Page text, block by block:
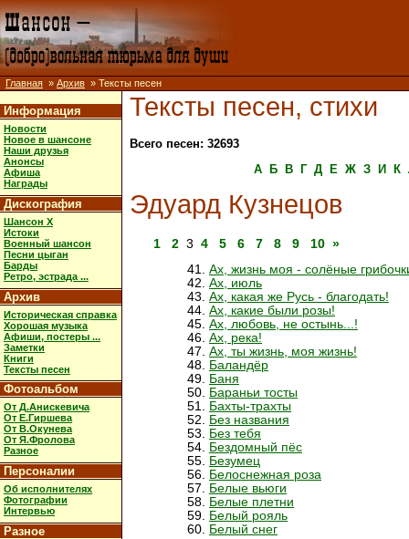
Главная » Архив » Тексты песен
Информация
Новости
Новое в шансоне
Наши друзья
Анонсы
Афиша
Награды
Дискография
Шансон X
Истоки
Военный шансон
Песни цыган
Барды
Ретро, эстрада ...
Архив
Историческая справка
Хорошая музыка
Афиши, постеры ...
Заметки
Книги
Тексты песен
Фотоальбом
От Д.Анискевича
От Е.Гиршева
От В.Окунева
От Я.Фролова
Разное
Персоналии
Об исполнителях
Фотографии
Интервью
Разное
Тексты песен, стихи
Всего песен: 32693
А
Б В Г Д Е Ж З И К
Эдуард Кузнецов
1 2 3 4 5 6 7 8 9 10 »
Ах, жизнь моя - солёные
Ах, июль
Ах, какая же Русь - благодать!
Ах, какие были розы!
Ах, любовь, не остынь...!
Ах, река!
Ах, ты жизнь, моя жизнь!
Баландёр
Баня
Бараньи тосты
Бахты-трахты
Без названия
Без тебя
Бездомный пёс
Безумец
Белоснежная роза
Белые вьюги
Белые плетни
Белый рояль
Белый снег